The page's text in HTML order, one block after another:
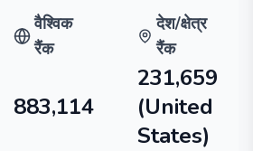
वैश्विक
रैंक
देश/क्षेत्र
रैंक
883,114
231,659
(United
States)